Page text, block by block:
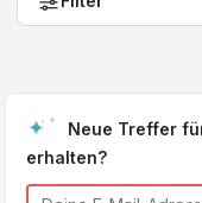
Neue Treffer
erhalten?